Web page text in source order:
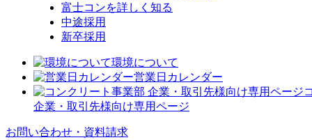
富士コンを詳しく知る
中途採用
新卒採用
環境について
営業日カレンダー
企業・取引先様向け専用ページ
お問い合わせ・資料請求